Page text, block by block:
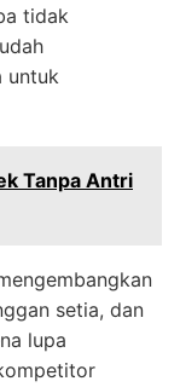
tidak
untuk
Tanpa Antri
setia, dan
lupa